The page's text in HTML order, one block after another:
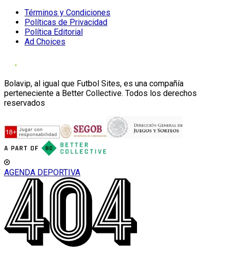
Términos y Condiciones
Políticas de Privacidad
Política Editorial
Ad Choices
Bolavip, al igual que Futbol Sites, es una compañía
perteneciente a Better Collective. Todos los derechos
reservados
AGENDA DEPORTIVA